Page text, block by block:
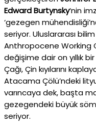
Edward Burtynsky‘nin
‘gezegen
seriyor. Uluslararası
Anthropocene Working
değişime dair on yıllık
Çağı, Çin kıyılarını
Atacama Çölü’ndeki
varıncaya dek, başta
gezegendeki büyük
seriyor.